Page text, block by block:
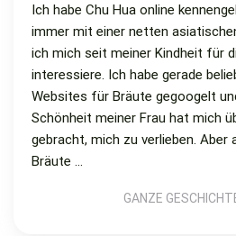
Ich habe Chu Hua online
immer mit einer netten
ich mich seit meiner Kindheit für
interessiere. Ich habe gerade
Websites für Bräute gegoogelt
Schönheit meiner Frau hat mich
gebracht, mich zu verlieben. Aber
Bräute ...
GANZE